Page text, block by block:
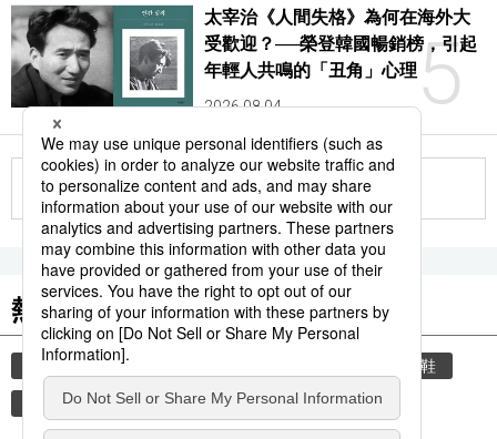
5
太宰治《人間失格》為何在海外大
受歡迎？──榮登韓國暢銷榜，引起
年輕人共鳴的「丑角」心理
2026.08.04
更多
熱門關鍵詞
教育 禮儀 脫鞋
書訊 國際交流 韓國